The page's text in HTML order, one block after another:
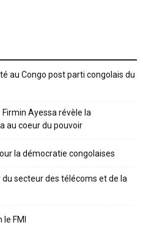
au Congo post parti congolais du
Ayessa révèle la
au coeur du pouvoir
la démocratie congolaises
secteur des télécoms et de la
FMI